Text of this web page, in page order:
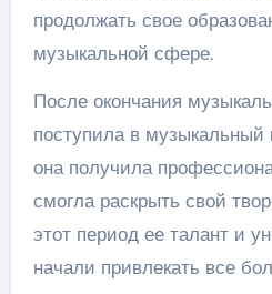
продолжать свое
музыкальной сфере.
После окончания
поступила в
она получила
смогла раскрыть свой
этот период ее талант и
начали привлекать все